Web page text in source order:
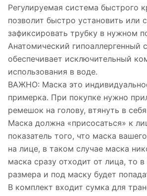
Регулируемая система быстрого
позволит быстро установить или
зафиксировать трубку в нужном
Анатомический гипоаллергенный
обеспечивает исключительный
использования в воде.
ВАЖНО: Маска это
примерка. При покупке нужно
ремешок на голову, втянуть в
Маска должна «присосаться» к
показатель того, что маска
на лице, в таком случае маска
маска сразу отходит от лица, то
размера и под маску будет
В комплект входит сумка для